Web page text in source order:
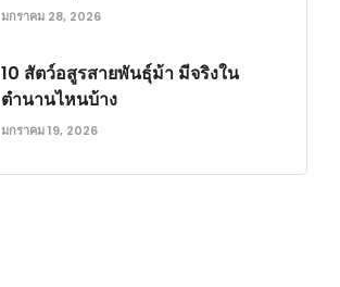
มกราคม 28, 2026
10 สัตว์อสูรสายพันธุ์ม้า มีจริงใน
ตำนานไหนบ้าง
มกราคม 19, 2026